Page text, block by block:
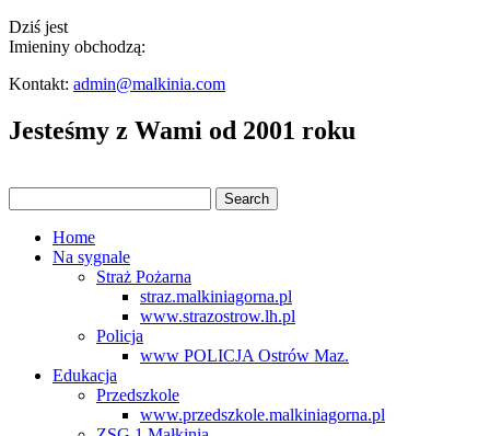
Dziś jest
Imieniny obchodzą:
Kontakt: admin@malkinia.com
Jesteśmy z Wami od 2001 roku
Home
Na sygnale
Straż Pożarna
straz.malkiniagorna.pl
www.strazostrow.lh.pl
Policja
www POLICJA Ostrów Maz.
Edukacja
Przedszkole
www.przedszkole.malkiniagorna.pl